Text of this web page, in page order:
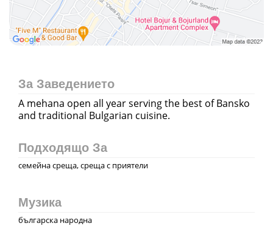
За Заведението
A mehana open all year serving the best of Bansko
and traditional Bulgarian cuisine.
Подходящо За
семейна среща, среща с приятели
Музика
българска народна